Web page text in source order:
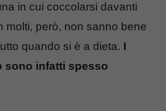
in cui coccolarsi davanti
molti, però, non sanno bene
quando si è a dieta. I
sono infatti spesso